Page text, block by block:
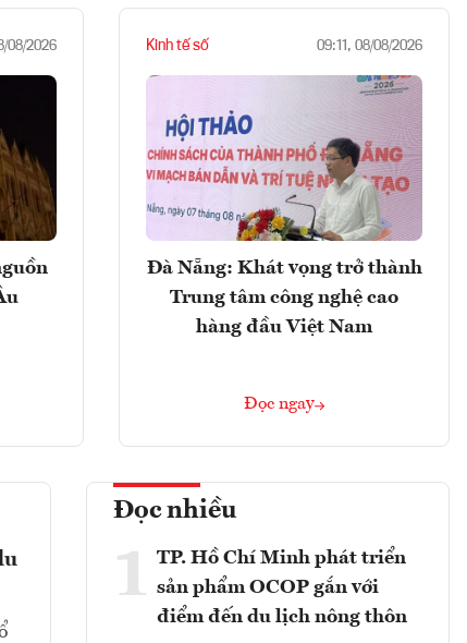
08/2026 Kinh tế số 09:11, 08/08/2026
Đà Nẵng: Khát vọng trở thành
Trung tâm công nghệ cao
hàng đầu Việt Nam
Đọc ngay
Đọc nhiều
1 TP. Hồ Chí Minh phát triển
sản phẩm OCOP gắn với
điểm đến du lịch nông thôn